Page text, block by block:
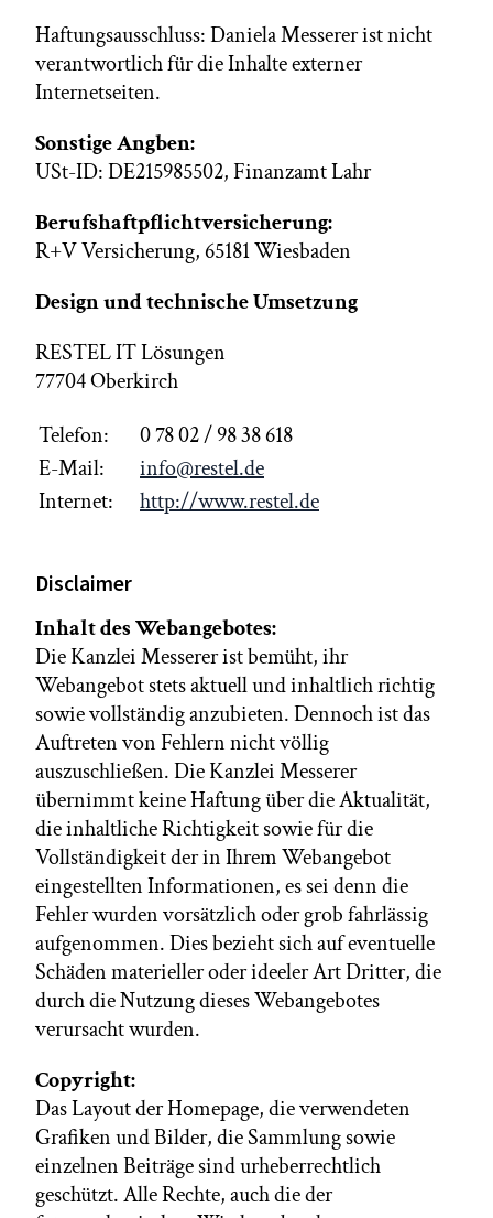
Haftungsausschluss: Daniela Messerer ist nicht
verantwortlich für die Inhalte externer
Internetseiten.
Sonstige Angben:
USt-ID: DE215985502, Finanzamt Lahr
Berufshaftpflichtversicherung:
R+V Versicherung, 65181 Wiesbaden
Design und technische Umsetzung
RESTEL IT Lösungen
77704 Oberkirch
Telefon:
0 78 02 / 98 38 618
E-Mail:
info@restel.de
Internet:
http://www.restel.de
Disclaimer
Inhalt des Webangebotes:
Die Kanzlei Messerer ist bemüht, ihr
Webangebot stets aktuell und inhaltlich richtig
sowie vollständig anzubieten. Dennoch ist das
Auftreten von Fehlern nicht völlig
auszuschließen. Die Kanzlei Messerer
übernimmt keine Haftung über die Aktualität,
die inhaltliche Richtigkeit sowie für die
Vollständigkeit der in Ihrem Webangebot
eingestellten Informationen, es sei denn die
Fehler wurden vorsätzlich oder grob fahrlässig
aufgenommen. Dies bezieht sich auf eventuelle
Schäden materieller oder ideeler Art Dritter, die
durch die Nutzung dieses Webangebotes
verursacht wurden.
Copyright:
Das Layout der Homepage, die verwendeten
Grafiken und Bilder, die Sammlung sowie
einzelnen Beiträge sind urheberrechtlich
geschützt. Alle Rechte, auch die der